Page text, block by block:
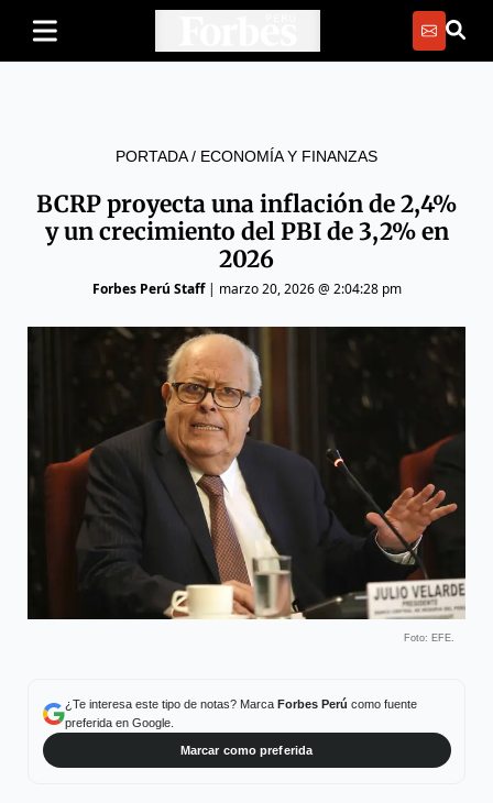
PORTADA/ ECONOMÍA Y FINANZAS
BCRP proyecta una inflación de 2,4%
y un crecimiento del PBI de 3,2% en
2026
Forbes Perú Staff| marzo 20, 2026 @ 2:04:28 pm
Foto: EFE.
¿Te interesa este tipo de notas? Marca Forbes Perú como fuente
preferida en Google.
Marcar como preferida